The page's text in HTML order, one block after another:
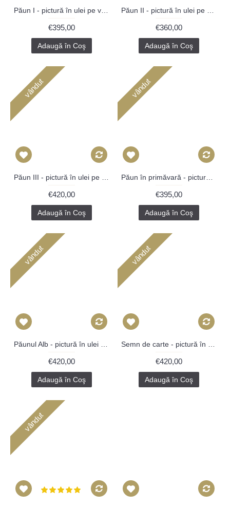
€395,00
Adaugă în Coş
€360,00
Adaugă în Coş
vândut
€420,00
Adaugă în Coş
vândut
€395,00
Adaugă în Coş
vândut
€420,00
Adaugă în Coş
vândut
€420,00
Adaugă în Coş
vândut